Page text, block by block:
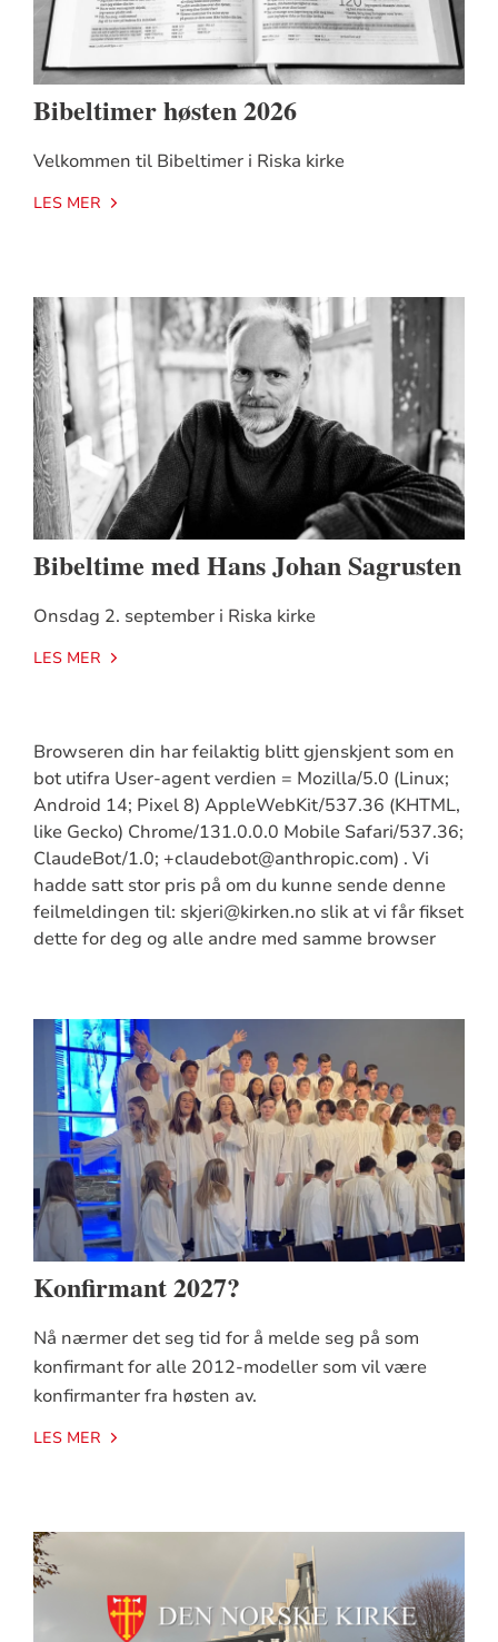
Bibeltimer høsten 2026
Velkommen til Bibeltimer i Riska kirke
LES MER
Bibeltime med Hans Johan Sagrusten
Onsdag 2. september i Riska kirke
LES MER
Browseren din har feilaktig blitt gjenskjent som en
bot utifra User-agent verdien = Mozilla/5.0 (Linux;
Android 14; Pixel 8) AppleWebKit/537.36 (KHTML,
like Gecko) Chrome/131.0.0.0 Mobile Safari/537.36;
ClaudeBot/1.0; +claudebot@anthropic.com) . Vi
hadde satt stor pris på om du kunne sende denne
feilmeldingen til: skjeri@kirken.no slik at vi får fikset
dette for deg og alle andre med samme browser
Konfirmant 2027?
Nå nærmer det seg tid for å melde seg på som
konfirmant for alle 2012-modeller som vil være
konfirmanter fra høsten av.
LES MER